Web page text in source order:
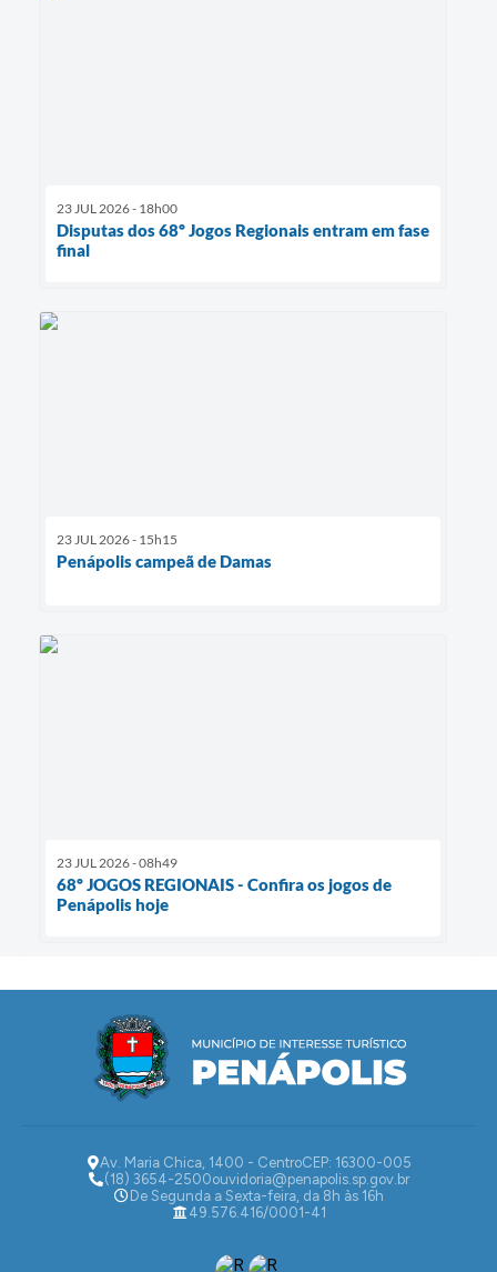
23 JUL 2026 - 18h00
Disputas dos 68º Jogos Regionais entram em fase
final
23 JUL 2026 - 15h15
Penápolis campeã de Damas
23 JUL 2026 - 08h49
68º JOGOS REGIONAIS - Confira os jogos de
Penápolis hoje
Av. Maria Chica, 1400 - CentroCEP: 16300-005
(18) 3654-2500ouvidoria@penapolis.sp.gov.br
De Segunda a Sexta-feira, da 8h às 16h
49.576.416/0001-41